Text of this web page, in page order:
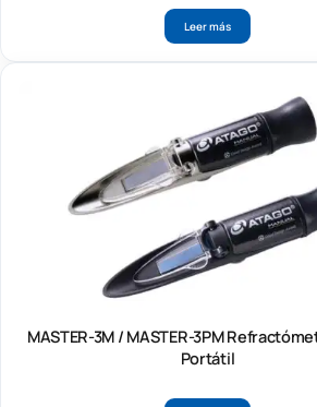
Leer más
MASTER-3M / MASTER-3PM
Portátil